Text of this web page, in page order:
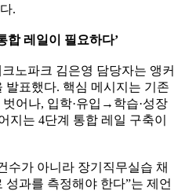
.
합 레일이 필요하다’
노파크 김은영 담당자는 앵커
발표했다. 핵심 메시지는 기존
어나, 입학·유입→학습·성장
는 4단계 통합 레일 구축이
수가 아니라 장기직무실습 채
과를 측정해야 한다”는 제언